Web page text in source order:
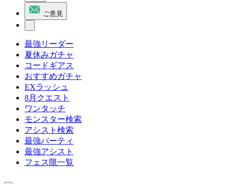
ご意見
最強リーダー
夏休みガチャ
コードギアス
おすすめガチャ
EXラッシュ
8月クエスト
ワンタッチ
モンスター検索
アシスト検索
最強パーティ
最強アシスト
フェス限一覧